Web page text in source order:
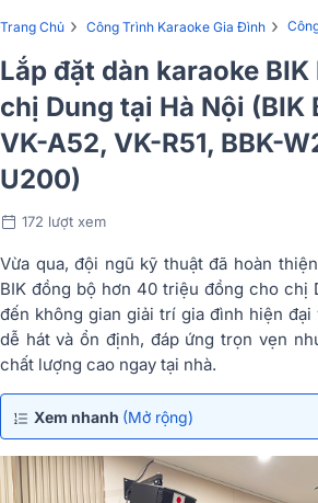
Trang Chủ › Công Trình Karaoke Gia Đình ›
Lắp đặt dàn karaoke
chị Dung tại Hà Nội (BIK
VK-A52, VK-R51, BBK-
U200)
172 lượt xem
Vừa qua, đội ngũ kỹ thuật đã hoàn
BIK đồng bộ hơn 40 triệu đồng cho chị
đến không gian giải trí gia đình hiện đại
dễ hát và ổn định, đáp ứng trọn vẹn
chất lượng cao ngay tại nhà.
Xem nhanh (Mở rộng)